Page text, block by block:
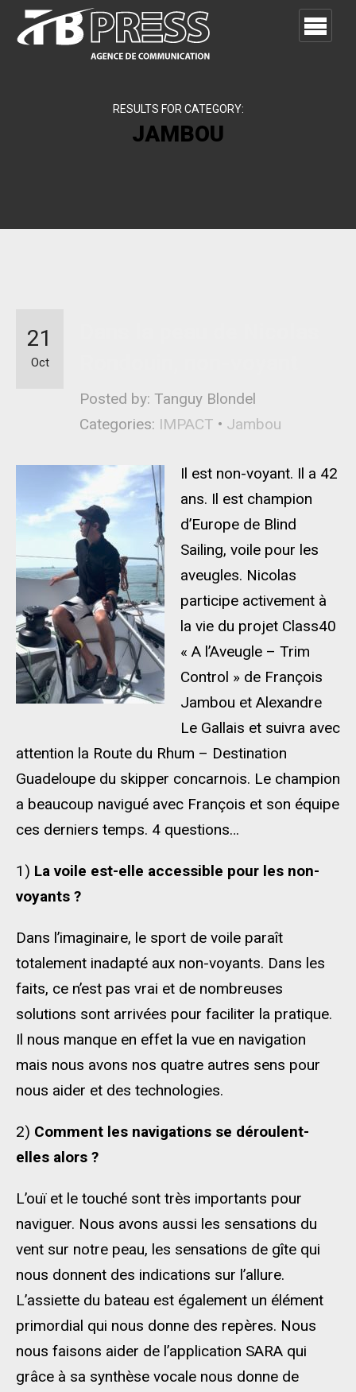
RESULTS FOR CATEGORY:
JAMBOU
Posted by: Tanguy Blondel
Categories: IMPACT • Jambou
21
Oct
Il est non-voyant. Il a 42
ans. Il est champion
d’Europe de Blind
Sailing, voile pour les
aveugles. Nicolas
participe activement à
la vie du projet Class40
« A l’Aveugle – Trim
Control » de François
Jambou et Alexandre
Le Gallais et suivra avec
attention la Route du Rhum – Destination
Guadeloupe du skipper concarnois. Le champion
a beaucoup navigué avec François et son équipe
ces derniers temps. 4 questions…
1) La voile est-elle accessible pour les non-
voyants ?
Dans l’imaginaire, le sport de voile paraît
totalement inadapté aux non-voyants. Dans les
faits, ce n’est pas vrai et de nombreuses
solutions sont arrivées pour faciliter la pratique.
Il nous manque en effet la vue en navigation
mais nous avons nos quatre autres sens pour
nous aider et des technologies.
2) Comment les navigations se déroulent-
elles alors ?
L’ouï et le touché sont très importants pour
naviguer. Nous avons aussi les sensations du
vent sur notre peau, les sensations de gîte qui
nous donnent des indications sur l’allure.
L’assiette du bateau est également un élément
primordial qui nous donne des repères. Nous
nous faisons aider de l’application SARA qui
grâce à sa synthèse vocale nous donne de